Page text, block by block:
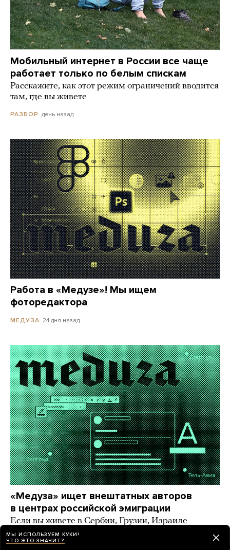
Мобильный интернет в России все чаще
работает только по белым спискам
Расскажите, как этот режим ограничений вводится
там, где вы живете
РАЗБОР день назад
Работа в «Медузе»! Мы ищем
фоторедактора
МЕДУЗА 24 дня назад
«Медуза» ищет внештатных авторов
в центрах российской эмиграции
Если вы живете в Сербии, Грузии, Израиле
и других странах, где большое русскоязычное
комьюнити, — напишите нам!
МЫ ИСПОЛЬЗУЕМ КУКИ!
ЧТО ЭТО ЗНАЧИТ?